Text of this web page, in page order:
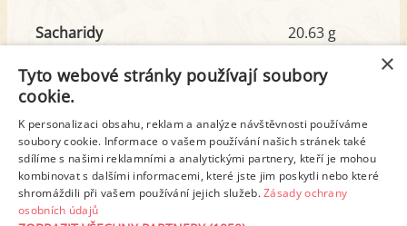
Sacharidy
20.63 g
Tuk
z toho nas. mastné kyseliny
5.98 g
1.28 g
Detailní rozpis
×
Tyto webové stránky používají soubory
cookie.
K personalizaci obsahu, reklam a analýze návštěvnosti používáme
soubory cookie. Informace o vašem používání našich stránek také
sdílíme s našimi reklamními a analytickými partnery, kteří je mohou
kombinovat s dalšími informacemi, které jste jim poskytli nebo které
shromáždili při vašem používání jejich služeb.Zásady ochrany
osobních údajů